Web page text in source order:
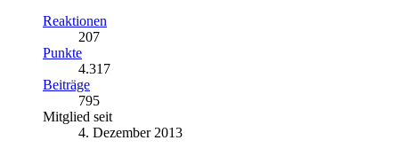
Reaktionen
207
Punkte
4.317
Beiträge
795
Mitglied seit
4. Dezember 2013